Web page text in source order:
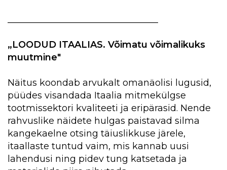
„LOODUD ITAALIAS. Võimatu võimalikuks
muutmine"
Näitus koondab arvukalt omanäolisi lugusid,
püüdes visandada Itaalia mitmekülgse
tootmissektori kvaliteeti ja eripärasid. Nende
rahvuslike näidete hulgas paistavad silma
kangekaelne otsing täiuslikkuse järele,
itaallaste tuntud vaim, mis kannab uusi
lahendusi ning pidev tung katsetada ja